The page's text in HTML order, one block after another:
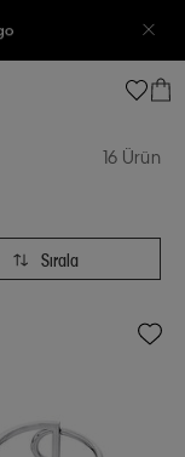
İmkanı
16 Ürün
Sırala